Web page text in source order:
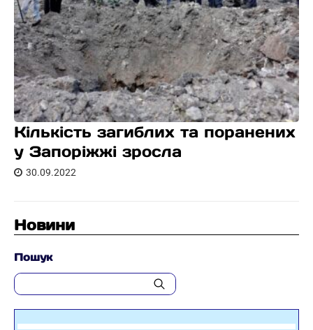
Кількість загиблих та поранених
у Запоріжжі зросла
30.09.2022
Новини
Пошук